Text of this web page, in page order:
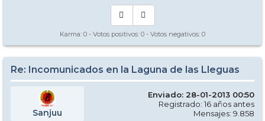
Karma: 0 - Votos positivos: 0 - Votos negativos: 0
Re: Incomunicados en la Laguna de las Lleguas
Sanjuu
Enviado: 28-01-2013 00:50
Registrado: 16 años antes
Mensajes: 9.858